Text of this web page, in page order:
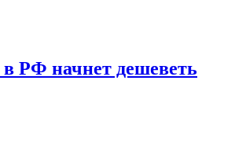
РФ начнет дешеветь